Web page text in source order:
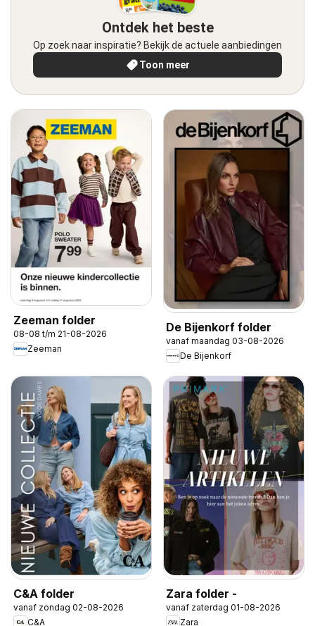
Ontdek het beste
Op zoek naar inspiratie? Bekijk de actuele aanbiedingen
Toon meer
Zeeman folder
08-08 t/m 21-08-2026
Zeeman
De Bijenkorf folder
vanaf maandag 03-08-2026
De Bijenkorf
C&A folder
vanaf zondag 02-08-2026
C&A
Zara folder -
vanaf zaterdag 01-08-2026
Zara